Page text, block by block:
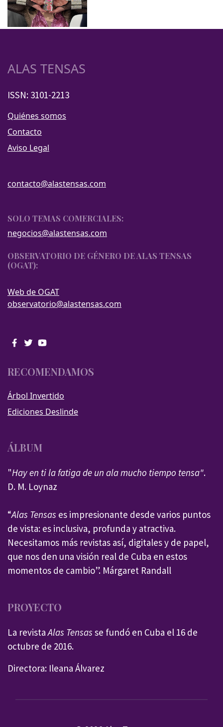
ALAS TENSAS
ISSN: 3101-2213
Quiénes somos
Contacto
Aviso Legal
contacto@alastensas.com
SOLO TEMAS COMERCIALES:
negocios@alastensas.com
OBSERVATORIO DE GÉNERO DE ALAS TENSAS
(OGAT):
Web de OGAT
observatorio@alastensas.com
RECOMENDAMOS
Árbol Invertido
Ediciones Deslinde
ÁLBUM
"Hay en ti la fatiga de un ala mucho tiempo tensa".
D. M. Loynaz
“Alas Tensas es impresionante desde varios puntos
de vista: es inclusiva, profunda y atractiva.
Necesitamos más revistas así, digitales y de papel,
que nos den una visión real de Cuba en estos
momentos de cambio”. Márgaret Randall
PROYECTO
La revistaAlas Tensas se fundó en Cuba el 16 de
octubre de 2016.
Directora: Ileana Álvarez